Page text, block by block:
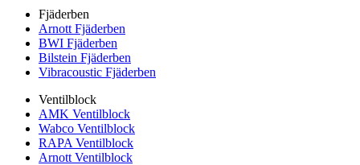
Fjäderben
Arnott Fjäderben
BWI Fjäderben
Bilstein Fjäderben
Vibracoustic Fjäderben
Ventilblock
AMK Ventilblock
Wabco Ventilblock
RAPA Ventilblock
Arnott Ventilblock